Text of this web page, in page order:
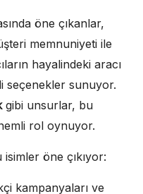
öne çıkanlar,
memnuniyeti ile
hayalindeki aracı
seçenekler sunuyor.
gibi unsurlar, bu
rol oynuyor.
öne çıkıyor:
kampanyaları ve